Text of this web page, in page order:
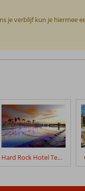
je verblijf kun je hiermee
Hard Rock Hotel Tenerife